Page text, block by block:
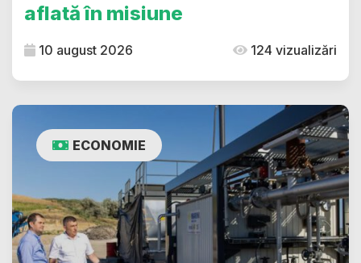
aflată în misiune
10 august 2026 124 vizualizări
ECONOMIE